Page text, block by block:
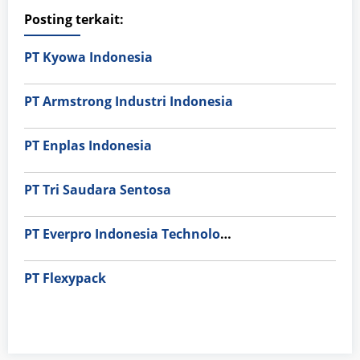
Posting terkait:
PT Kyowa Indonesia
PT Armstrong Industri Indonesia
PT Enplas Indonesia
PT Tri Saudara Sentosa
PT Everpro Indonesia Technologies
PT Flexypack